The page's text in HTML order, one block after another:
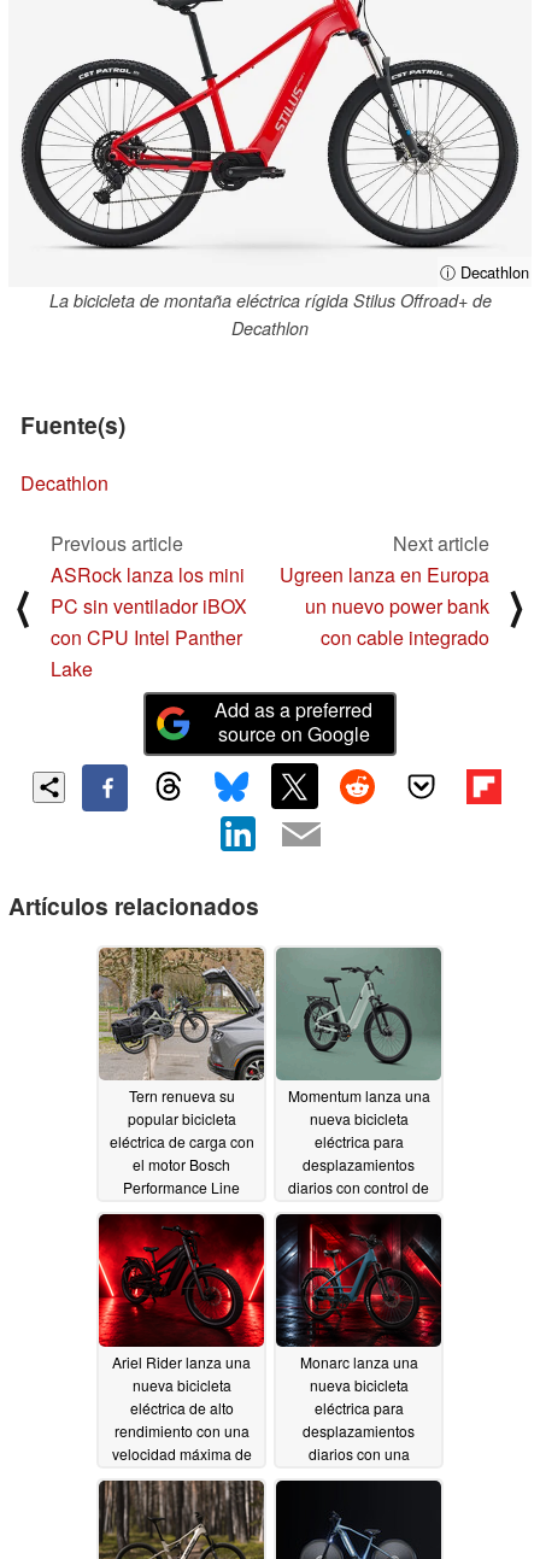
ⓘ Decathlon
La bicicleta de montaña eléctrica rígida Stilus Offroad+ de
Decathlon
Fuente(s)
Decathlon
⟨
Previous article
ASRock lanza los mini
PC sin ventilador iBOX
con CPU Intel Panther
Lake
Next article
Ugreen lanza en Europa
un nuevo power bank
con cable integrado
⟩
Add as a preferred
source on Google
Artículos relacionados
Tern renueva su
popular bicicleta
eléctrica de carga con
el motor Bosch
Performance Line
Sport07/16/2026
Momentum lanza una
nueva bicicleta
eléctrica para
desplazamientos
diarios con control de
crucero y una
autonomía de 55 millas
07/15/2026
Ariel Rider lanza una
nueva bicicleta
eléctrica de alto
rendimiento con una
velocidad máxima de
65 mph07/09/2026
Monarc lanza una
nueva bicicleta
eléctrica para
desplazamientos
diarios con una
impresionante
millas